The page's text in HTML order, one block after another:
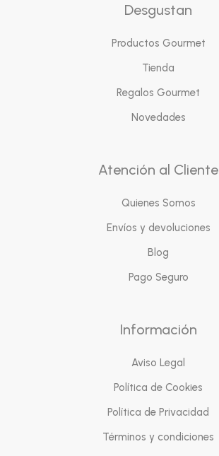
Desgustan
Productos Gourmet
Tienda
Regalos Gourmet
Novedades
Atención al Cliente
Quienes Somos
Envíos y devoluciones
Blog
Pago Seguro
Información
Aviso Legal
Política de Cookies
Política de Privacidad
Términos y condiciones